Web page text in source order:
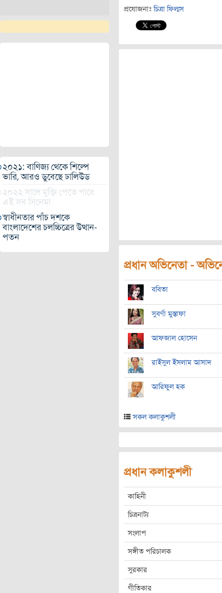
২০২১: বাণিজ্য থেকে শিল্পে
ভারি, আরও ডুবেছে ঢালিউড
২০২২ সালে মুক্তি পেতে পারে
এই সব সিনেমা
স্বাধীনতার পাঁচ দশকে
বাংলাদেশের চলচ্চিত্রের উত্থান-
পতন
প্রযোজনাঃ চিত্রা ফিল্মস
প্রধান অভিনেতা -
ববিতা
সুবর্ণা মুস্তাফা
আফজাল হোসেন
রাইসুল ইসলাম আসাদ
আরিফুল হক
সকল কলাকুশলী
প্রধান কলাকুশলী
কাহিনী
চিত্রনাট্য
সংলাপ
সঙ্গীত পরিচালক
সুরকার
গীতিকার